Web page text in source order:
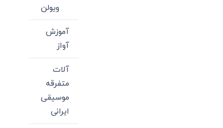
ویولن
آموزش
آواز
آلات
متفرقه
موسیقی
ایرانی